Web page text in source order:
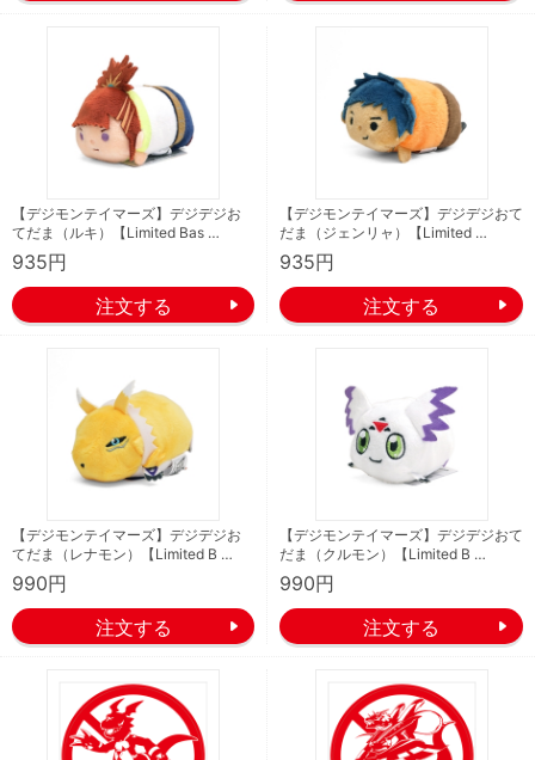
【デジモンテイマーズ】デジデジお
てだま（ルキ）【Limited Bas …
935円
【デジモンテイマーズ】デジデジおて
だま（ジェンリャ）【Limited …
935円
【デジモンテイマーズ】デジデジお
てだま（レナモン）【Limited B …
990円
【デジモンテイマーズ】デジデジおて
だま（クルモン）【Limited B …
990円